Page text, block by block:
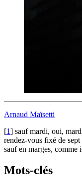
Arnaud Maïsetti
[1] sauf mardi, oui,
rendez-vous fixé de
sauf en marges, comme
Mots-clés